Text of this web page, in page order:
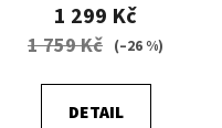
1 299 Kč
1 759 Kč (–26 %)
DETAIL